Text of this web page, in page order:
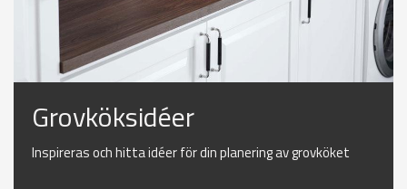
Grovköksidéer
Inspireras och hitta idéer för din planering av grovköket